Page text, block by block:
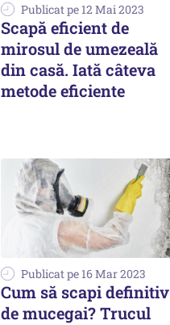
Publicat pe 12 Mai 2023
Scapă eficient de
mirosul de umezeală
din casă. Iată câteva
metode eficiente
Publicat pe 16 Mar 2023
Cum să scapi definitiv
de mucegai? Trucul